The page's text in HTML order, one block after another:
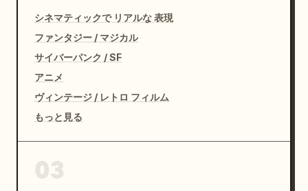
シネマティックで リアルな 表現
ファンタジー / マジカル
サイバーパンク / SF
アニメ
ヴィンテージ / レトロ フィルム
もっと見る